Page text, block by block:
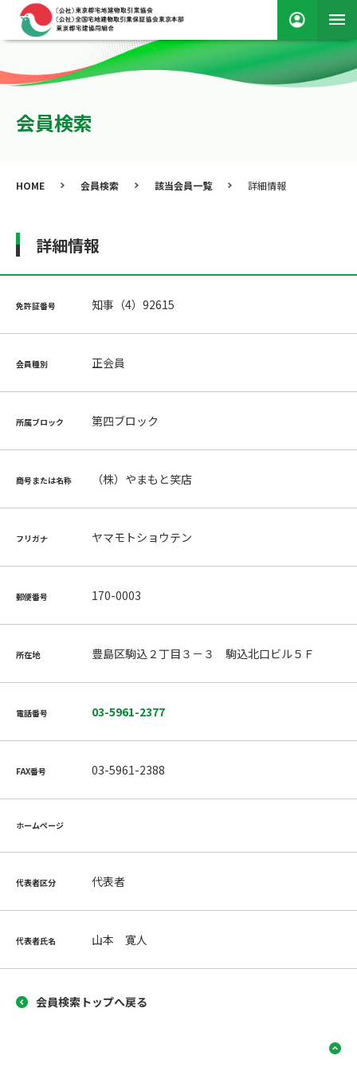
会員検索
HOME 会員検索 該当会員一覧 詳細情報
詳細情報
免許証番号 知事（4）92615
会員種別 正会員
所属ブロック 第四ブロック
商号または名称 （株）やまもと笑店
フリガナ ヤマモトショウテン
郵便番号 170-0003
所在地 豊島区駒込２丁目３－３ 駒込北口ビル５Ｆ
電話番号 03-5961-2377
FAX番号 03-5961-2388
ホームページ
代表者区分 代表者
代表者氏名 山本 寛人
会員検索トップへ戻る